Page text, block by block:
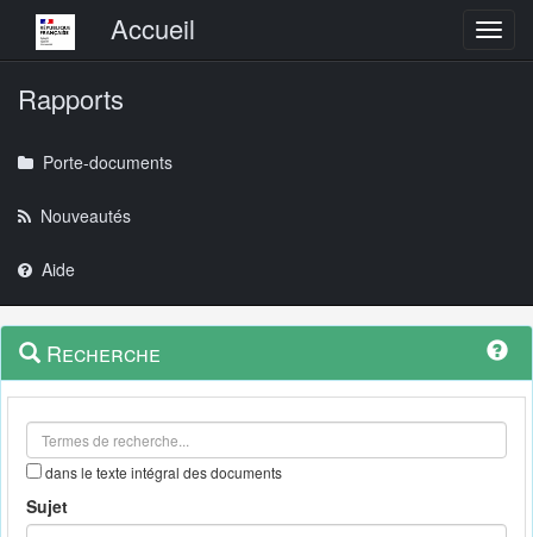
Menu principalAccueil
Rapports
Porte-documents
Nouveautés
Aide
Navigation
outils
Menu
contextuel
Recherche
dans le texte intégral des documents
Sujet